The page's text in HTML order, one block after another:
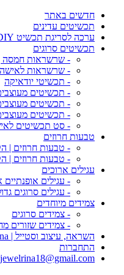
חדשים באתר
תכשיטים עדינים
ערכה לסריגת תכשיט DIY
תכשיטים סרוגים
- שרשראות חמסה |
- שרשראות לאישה
- תכשיטי יודאיקה
- תכשיטים
- תכשיטים
- תכשיטים
- סט תכשיטים
טבעות חרוזים
- טבעות חרוזים |
- טבעות חרוזים |
עגילים ארוכים
- עגילים אופנתיים
- עגילים סרוגים
צמידים מיוחדים
- צמידים סרוגים
- צמידים שזורים
השראה, עיצוב וסטייל | JewelRina
התחברות
jewelrina18@gmail.com